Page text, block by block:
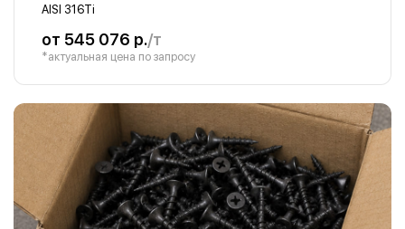
AISI 316Ti
от 545 076 р./т
*актуальная цена по запросу